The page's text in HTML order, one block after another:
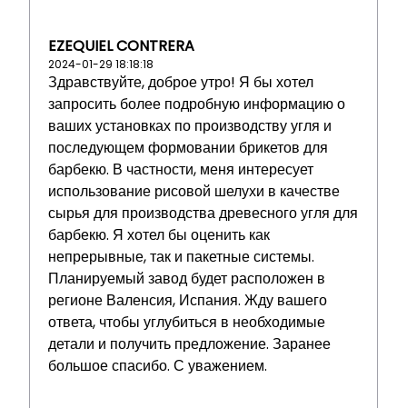
EZEQUIEL CONTRERA
2024-01-29 18:18:18
Здравствуйте, доброе утро! Я бы хотел
запросить более подробную информацию о
ваших установках по производству угля и
последующем формовании брикетов для
барбекю. В частности, меня интересует
использование рисовой шелухи в качестве
сырья для производства древесного угля для
барбекю. Я хотел бы оценить как
непрерывные, так и пакетные системы.
Планируемый завод будет расположен в
регионе Валенсия, Испания. Жду вашего
ответа, чтобы углубиться в необходимые
детали и получить предложение. Заранее
большое спасибо. С уважением.